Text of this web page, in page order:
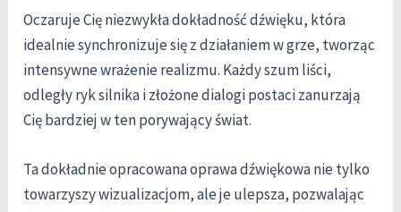
Oczaruje Cię niezwykła dokładność dźwięku, która
idealnie synchronizuje się z działaniem w grze, tworząc
intensywne wrażenie realizmu. Każdy szum liści,
odległy ryk silnika i złożone dialogi postaci zanurzają
Cię bardziej w ten porywający świat.
Ta dokładnie opracowana oprawa dźwiękowa nie tylko
towarzyszy wizualizacjom, ale je ulepsza, pozwalając